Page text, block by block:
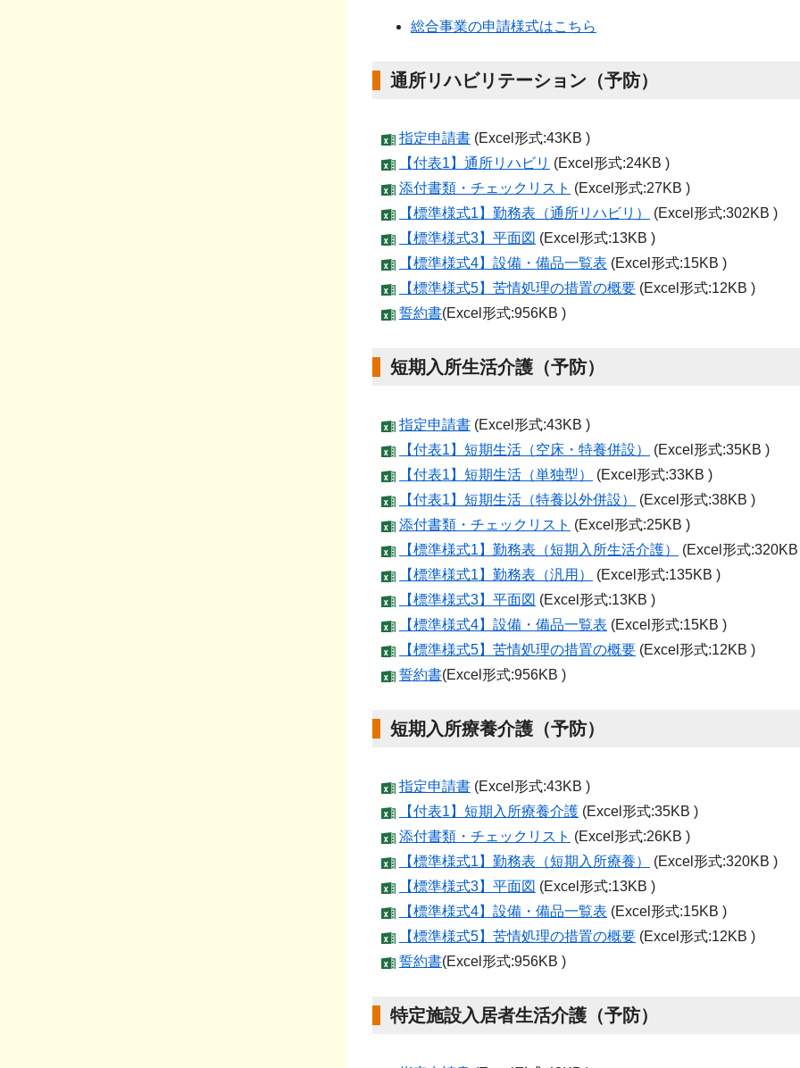
総合事業の申請様式はこちら
通所リハビリテーション（予防）
指定申請書 (Excel形式:43KB )
【付表1 】通所リハビリ (Excel形式:24KB )
添付書類・チェックリスト (Excel形式:27KB )
【標準様式1 】勤務表（通所リハビリ）
(Excel形式:302KB )
【標準様式3】平面図 (Excel形式:13KB )
【標準様式4】設備・備品一覧表 (Excel形式:15KB )
【標準様式5】苦情処理の措置の概要 (Excel形式:12KB )
誓約書(Excel形式:956KB )
短期入所生活介護（予防）
指定申請書 (Excel形式:43KB )
【付表1 】短期生活（空床・特養併設）
(Excel形式:35KB )
【付表1 】短期生活（単独型）
(Excel形式:33KB )
【付表1 】短期生活（特養以外併設）
(Excel形式:38KB )
添付書類・チェックリスト (Excel形式:25KB )
【標準様式1 】勤務表（短期入所生活介護）
(Excel形式:320KB
【標準様式1】勤務表（汎用）
(Excel形式:135KB )
【標準様式3】平面図 (Excel形式:13KB )
【標準様式4】設備・備品一覧表 (Excel形式:15KB )
【標準様式5】苦情処理の措置の概要 (Excel形式:12KB )
誓約書(Excel形式:956KB )
短期入所療養介護（予防）
指定申請書 (Excel形式:43KB )
【付表1 】短期入所療養介護 (Excel形式:35KB )
添付書類・チェックリスト (Excel形式:26KB )
【標準様式1】勤務表（短期入所療養）
(Excel形式:320KB )
【標準様式3】平面図 (Excel形式:13KB )
【標準様式4】設備・備品一覧表 (Excel形式:15KB )
【標準様式5】苦情処理の措置の概要 (Excel形式:12KB )
誓約書(Excel形式:956KB )
特定施設入居者生活介護（予防）